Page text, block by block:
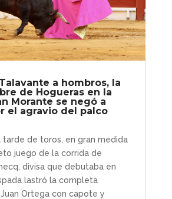
a hombros, la
de Hogueras en la
Morante se negó a
el agravio del palco
tarde de toros, en gran medida
juego de la corrida de
divisa que debutaba en
lastró la completa
Ortega con capote y